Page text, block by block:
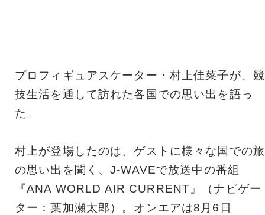
プロフィギュアスケーター・村上佳菜子が、競
技生活を通して訪れた各国での思い出を語っ
た。
村上が登場したのは、ゲストに様々な国での旅
の思い出を聞く、J-WAVEで放送中の番組
『ANA WORLD AIR CURRENT』（ナビゲー
ター：葉加瀬太郎）。オンエアは8月6日